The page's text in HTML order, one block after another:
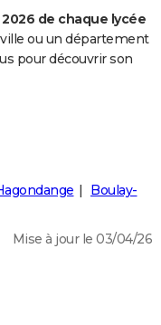
de chaque lycée
ou un département
pour découvrir son
Boulay-
Mise à jour le 03/04/26